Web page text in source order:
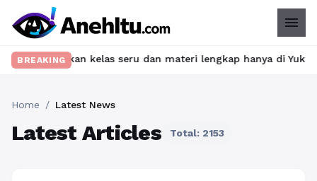
menu
BREAKINGkelas seru dan materi lengkap hanya di
Home / Latest News
Latest Articles Total: 2153